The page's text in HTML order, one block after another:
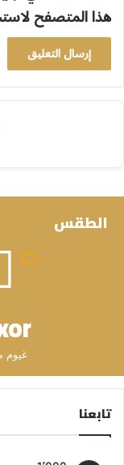
هذا المتصفح
الطقس
غيوم
تابعنا